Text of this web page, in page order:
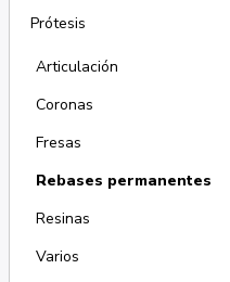
Prótesis
Articulación
Coronas
Fresas
Rebases permanentes
Resinas
Varios